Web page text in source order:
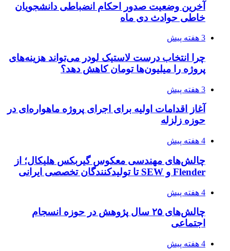
آخرین وضعیت صدور احکام انضباطی دانشجویان
خاطی حوادث دی ماه
3 هفته پیش
چرا انتخاب درست لاستیک لودر می‌تواند هزینه‌های
پروژه را میلیون‌ها تومان کاهش دهد؟
3 هفته پیش
آغاز اقدامات اولیه برای اجرای پروژه ماهواره‌ای در
حوزه زلزله
4 هفته پیش
چالش‌های مهندسی معکوس گیربکس هلیکال؛ از
Flender و SEW تا تولیدکنندگان تخصصی ایرانی
4 هفته پیش
چالش‌های ۲۵ سال پژوهش در حوزه انسجام
اجتماعی
4 هفته پیش